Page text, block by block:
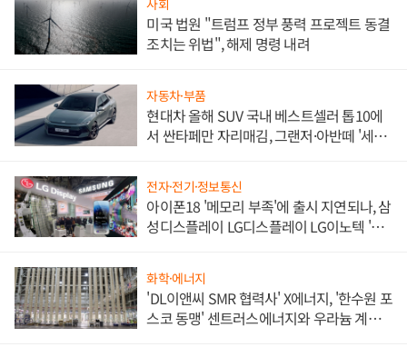
사회
미국 법원 "트럼프 정부 풍력 프로젝트 동결
조치는 위법", 해제 명령 내려
자동차·부품
현대차 올해 SUV 국내 베스트셀러 톱10에
서 싼타페만 자리매김, 그랜저·아반떼 '세단
전자·전기·정보통신
아이폰18 '메모리 부족'에 출시 지연되나, 삼
성디스플레이 LG디스플레이 LG이노텍 '탈
화학·에너지
'DL이앤씨 SMR 협력사' X에너지, '한수원 포
스코 동맹' 센트러스에너지와 우라늄 계약